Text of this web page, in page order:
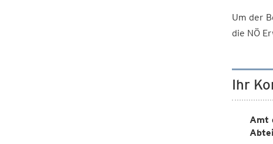
Um der
die NÖ
Ihr
Amt